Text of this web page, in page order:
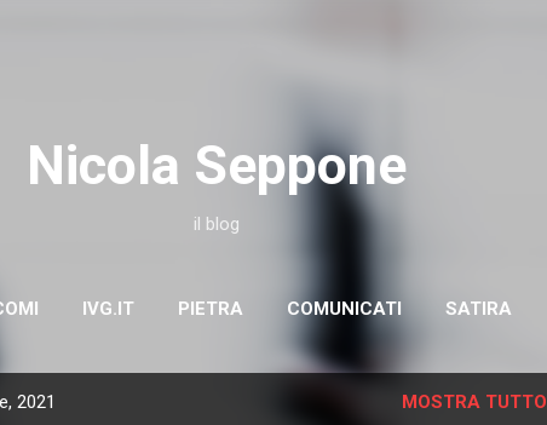
Nicola Seppone
il blog
IVG.IT PIETRA COMUNICATI SATIRA
2021 MOSTRA TUTTO